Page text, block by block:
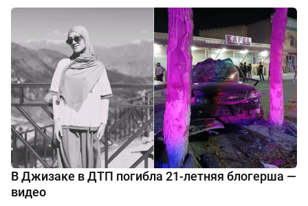
В Джизаке в ДТП погибла 21-летняя блогерша —
видео